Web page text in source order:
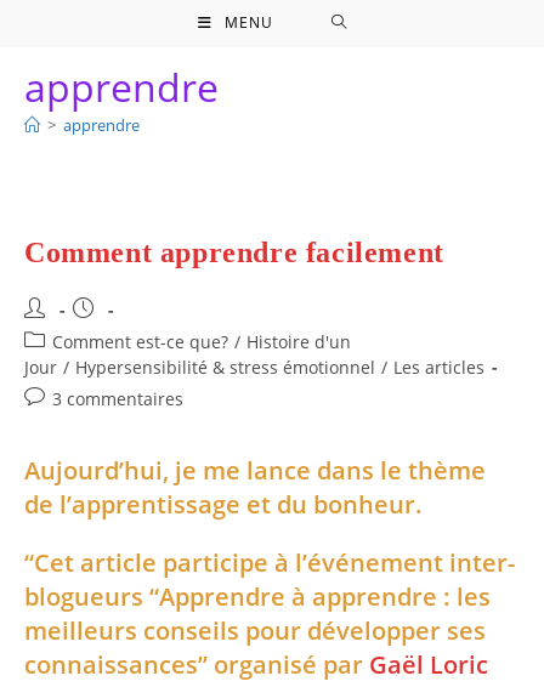
MENU
apprendre
> apprendre
Comment apprendre facilement
Auteur/autrice
de
la
publication :
Publication
publiée :
Post
category:
Comment est-ce que? / Histoire d'un
Jour / Hypersensibilité & stress émotionnel / Les articles
Commentaires
publication :
3 commentaires
Aujourd’hui, je me lance dans le thème
de l’apprentissage et du bonheur.
“Cet article participe à l’événement inter-
blogueurs “Apprendre à apprendre : les
meilleurs conseils pour développer ses
connaissances” organisé par Gaël Loric